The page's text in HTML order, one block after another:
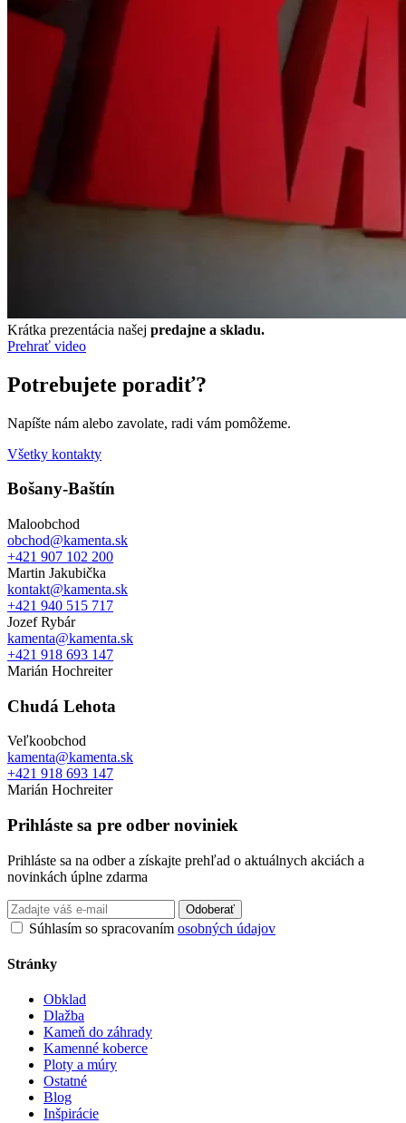
Krátka prezentácia našej predajne a skladu.
Prehrať video
Potrebujete poradiť?
Napíšte nám alebo zavolate, radi vám pomôžeme.
Všetky kontakty
Bošany-Baštín
Maloobchod
obchod@kamenta.sk
+421 907 102 200
Martin Jakubička
kontakt@kamenta.sk
+421 940 515 717
Jozef Rybár
kamenta@kamenta.sk
+421 918 693 147
Marián Hochreiter
Chudá Lehota
Veľkoobchod
kamenta@kamenta.sk
+421 918 693 147
Marián Hochreiter
Prihláste sa pre odber noviniek
Prihláste sa na odber a získajte prehľad o aktuálnych akciách a
novinkách úplne zdarma
Odoberať
Súhlasím so spracovaním osobných údajov
Stránky
Obklad
Dlažba
Kameň do záhrady
Kamenné koberce
Ploty a múry
Ostatné
Blog
Inšpirácie